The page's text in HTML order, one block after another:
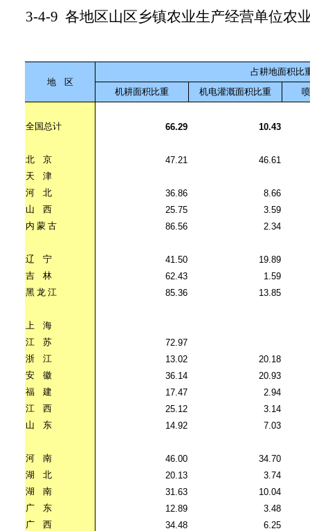
3-4-9 各地区山区乡镇农业生产经营单位农
地 区
占耕地面积比
机耕面积比重
机电灌溉面积比重
全国总计 66.29 10.43
北 京 47.21
46.61
天
津
河
北 36.86
8.66
山
西 25.75
3.59
内 蒙 古 86.56 2.34
辽 宁 41.50
19.89
吉
林 62.43
1.59
黑 龙 江 85.36 13.85
上
海
江
苏
72.97
浙
江 13.02
20.18
安
徽 36.14
20.93
福
建 17.47
2.94
江
西 25.12
3.14
山
东 14.92 7.03
河 南 46.00
34.70
湖
北 20.13
3.74
湖
南 31.63
10.04
广
东 12.89
3.48
广
西 34.48
6.25